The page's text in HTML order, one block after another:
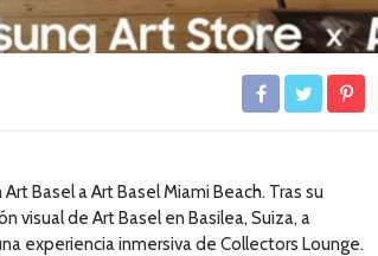
Basel a Art Basel Miami Beach. Tras su
visual de Art Basel en Basilea, Suiza, a
experiencia inmersiva de Collectors Lounge.